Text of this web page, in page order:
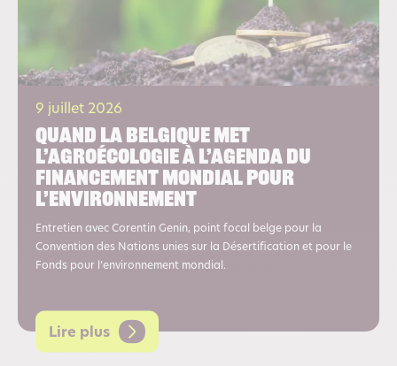
9 juillet 2026
Quand la Belgique met
l’agroécologie à l’agenda du
financement mondial pour
l’environnement
Entretien avec Corentin Genin, point focal belge pour la
Convention des Nations unies sur la Désertification et pour le
Fonds pour l’environnement mondial.
Lire plus